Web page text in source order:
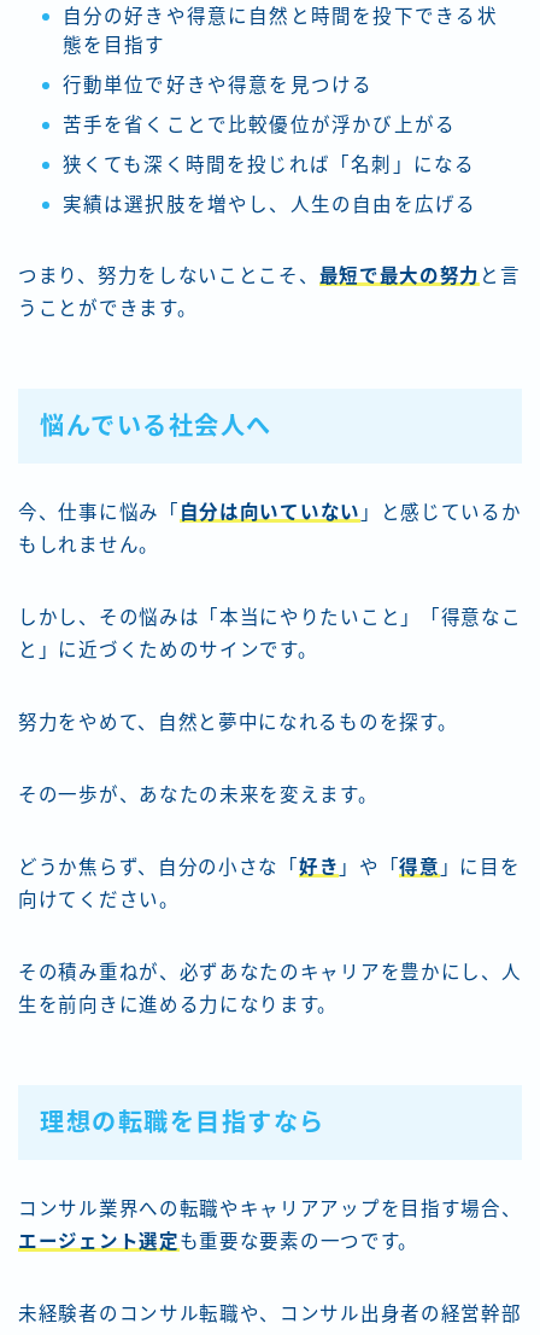
自分の好きや得意に自然と時間を投下できる状
態を目指す
行動単位で好きや得意を見つける
苦手を省くことで比較優位が浮かび上がる
狭くても深く時間を投じれば「名刺」になる
実績は選択肢を増やし、人生の自由を広げる
つまり、努力をしないことこそ、 最短で最大の努力 と言
うことができます。
悩んでいる社会人へ
今、仕事に悩み「 自分は向いていない 」と感じているか
もしれません。
しかし、その悩みは「本当にやりたいこと」「得意なこ
と」に近づくためのサインです。
努力をやめて、自然と夢中になれるものを探す。
その一歩が、あなたの未来を変えます。
どうか焦らず、自分の小さな「 好き 」や「得意 」に目を
向けてください。
その積み重ねが、必ずあなたのキャリアを豊かにし、人
生を前向きに進める力になります。
理想の転職を目指すなら
コンサル業界への転職やキャリアアップを目指す場合、
エージェント選定も重要な要素の一つです。
未経験者のコンサル転職や、コンサル出身者の経営幹部